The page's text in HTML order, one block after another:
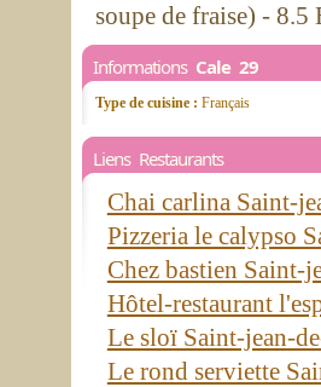
soupe de fraise) - 8.5
Informations Cale 29
Type de cuisine : Français
Liens Restaurants
Chai carlina Saint-
Pizzeria le calypso
Chez bastien Saint-
Hôtel-restaurant
Le sloï Saint-jean-
Le rond serviette